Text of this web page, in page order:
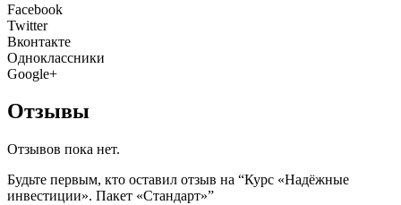
Facebook
Twitter
Вконтакте
Одноклассники
Google+
Отзывы
Отзывов пока нет.
Будьте первым, кто оставил отзыв на “Курс «Надёжные
инвестиции». Пакет «Стандарт»”